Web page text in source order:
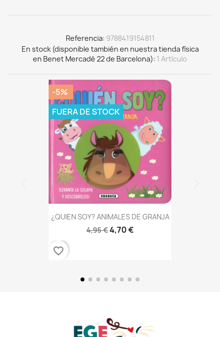
Referencia 9788419154811
En stock (disponible también en nuestra tienda física
en Benet Mercadé 22 de Barcelona) 1 Artículo
¿QUIEN SOY? ANIMALES DE GRANJA
4,95 €4,70 €
-5%
FUERA DE STOCK
favorite_border